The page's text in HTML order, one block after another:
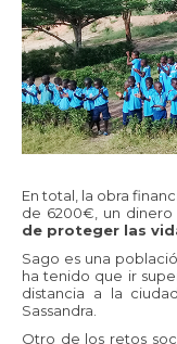
En total, la obra
de 6200€, un
de proteger las
Sago es una
ha tenido que ir
distancia a la
Sassandra.
Otro de los retos